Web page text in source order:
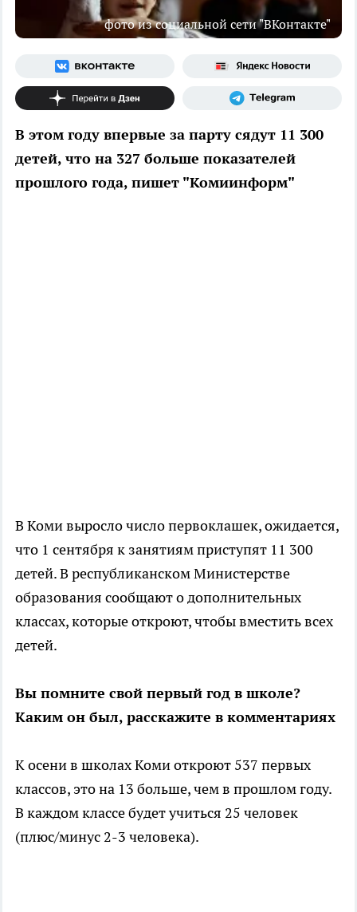
фото из социальной сети "ВКонтакте"
В этом году впервые за парту сядут 11 300
детей, что на 327 больше показателей
прошлого года, пишет "Комиинформ"
В Коми выросло число первоклашек, ожидается,
что 1 сентября к занятиям приступят 11 300
детей. В республиканском Министерстве
образования сообщают о дополнительных
классах, которые откроют, чтобы вместить всех
детей.
Вы помните свой первый год в школе?
Каким он был, расскажите в комментариях
К осени в школах Коми откроют 537 первых
классов, это на 13 больше, чем в прошлом году.
В каждом классе будет учиться 25 человек
(плюс/минус 2-3 человека).